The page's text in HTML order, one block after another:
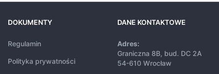
DOKUMENTY
Regulamin
Polityka prywatności
DANE KONTAKTOWE
Adres:
Graniczna 8B, bud. DC 2A
54-610 Wrocław